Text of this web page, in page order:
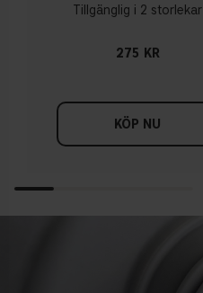
Tillgänglig i 2 storlekar
275 KR
KÖP NU